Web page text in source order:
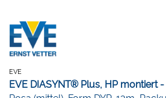
EVE
EVE DIASYNT® Plus, HP montiert